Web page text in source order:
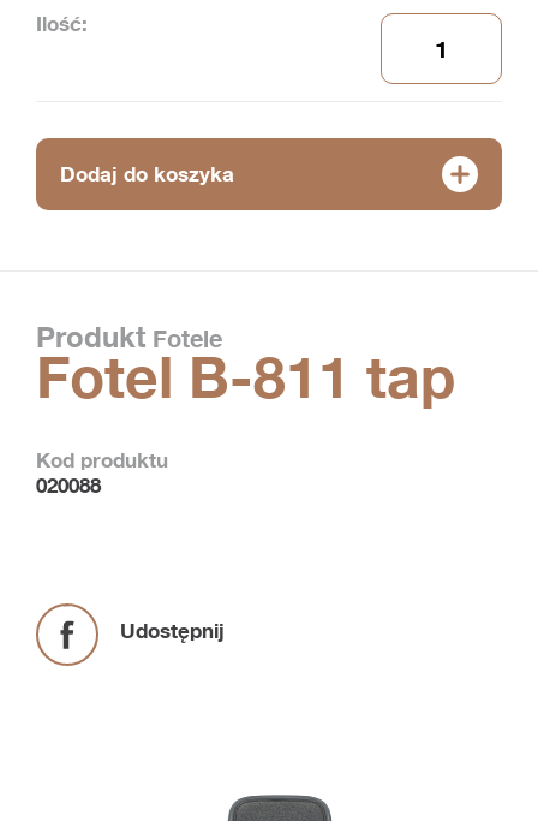
Ilość:
Dodaj do koszyka
Produkt Fotele
Fotel B-811 tap
Kod produktu
020088
Udostępnij